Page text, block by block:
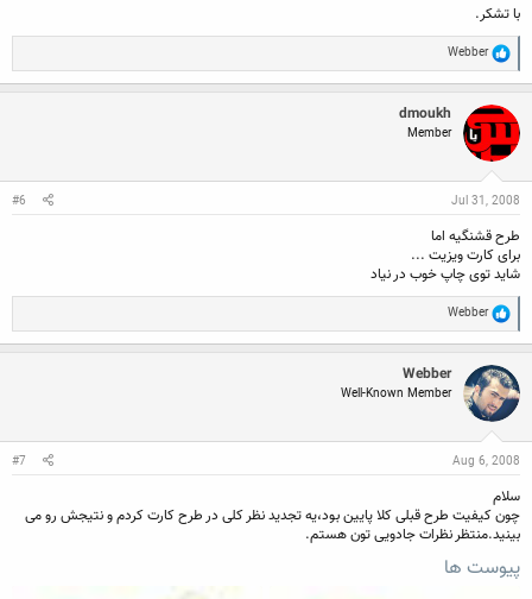
با تشکر.
R
e
a
c
t
o
n
:
Webber
dmoukh
Member
Jul 31, 2008
#6
طرح قشنگیه اما
برای کارت ویزیت ...
شاید توی چاپ خوب در نیاد
R
e
a
c
t
i
o
n
:
Webber
Webber
Well-Known Member
Aug 6, 2008
#7
سلام
چون کیفیت طرح قبلی کلا پایین بود،یه تجدید نظر کلی در طرح کارت کردم و نتیجش رو می
بینید.منتظر نظرات جادویی تون هستم.
پیوست ها